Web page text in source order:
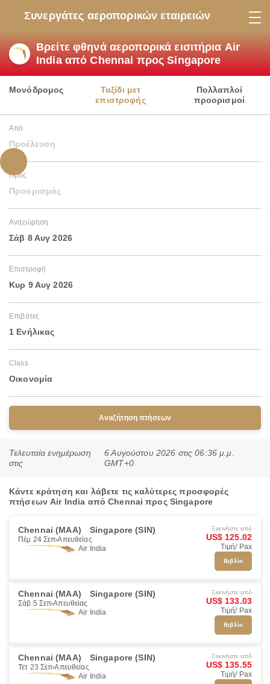
Συνεργάτες αεροπορικών εταιρειών
Βρείτε φθηνά αεροπορικά εισιτήρια Air
India από Chennai προς Singapore
Μονόδρομος
Ταξίδι μετ
επιστροφής
Πολλαπλοί
προορισμοί
Από
Προέλευση
Προς
Προορισμός
Αναχώρηση
Σάβ 8 Αυγ 2026
Επιστροφή
Κυρ 9 Αυγ 2026
Επιβάτες
1 Ενήλικας
Class
Οικονομία
Αναζήτηση πτήσεων
Τελευταία ενημέρωση
στις
6 Αυγούστου 2026 στις 06:36 μ.μ.
GMT+0
Κάντε κράτηση και λάβετε τις καλύτερες προσφορές
πτήσεων Air India από Chennai προς Singapore
Chennai (MAA) Singapore (SIN)
Πέμ 24 Σεπ Απευθείας
Air India
Ξεκινήστε από
US$ 125.02
Τιμή/ Pax
Βιβλίο
Chennai (MAA) Singapore (SIN)
Σάβ 5 Σεπ Απευθείας
Air India
Ξεκινήστε από
US$ 133.03
Τιμή/ Pax
Βιβλίο
Chennai (MAA) Singapore (SIN)
Τετ 23 Σεπ Απευθείας
Air India
Ξεκινήστε από
US$ 135.55
Τιμή/ Pax